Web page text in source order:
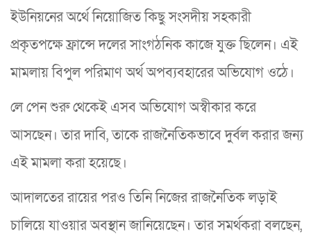
ইউনিয়নের অর্থে নিয়োজিত কিছু সংসদীয় সহকারী
প্রকৃতপক্ষে ফ্রান্সে দলের সাংগঠনিক কাজে যুক্ত ছিলেন। এই
মামলায় বিপুল পরিমাণ অর্থ অপব্যবহারের অভিযোগ ওঠে।
লে পেন শুরু থেকেই এসব অভিযোগ অস্বীকার করে
আসছেন। তার দাবি, তাকে রাজনৈতিকভাবে দুর্বল করার জন্য
এই মামলা করা হয়েছে।
আদালতের রায়ের পরও তিনি নিজের রাজনৈতিক লড়াই
চালিয়ে যাওয়ার অবস্থান জানিয়েছেন। তার সমর্থকরা বলছেন,